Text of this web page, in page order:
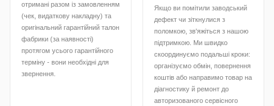
отримані разом із замовленням
(чек, видаткову накладну) та
оригінальний гарантійний талон
фабрики (за наявності)
протягом усього гарантійного
терміну - вони необхідні для
звернення.
Якщо ви помітили заводський
дефект чи зіткнулися з
поломкою, зв'яжіться з нашою
підтримкою. Ми швидко
скоординуємо подальші кроки:
організуємо обмін, повернення
коштів або направимо товар на
діагностику й ремонт до
авторизованого сервісного